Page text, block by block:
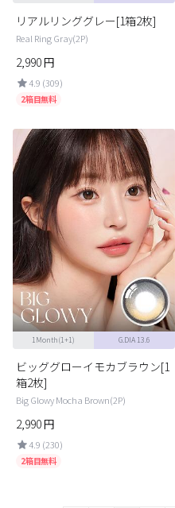
リアルリンググレー[1箱2枚]
Real Ring Gray(2P)
2,990円
4.9 (309)
2箱目無料
1Month(1+1) G.DIA 13.6
ビッググローイモカブラウン[1
箱2枚]
Big Glowy Mocha Brown(2P)
2,990円
4.9 (230)
2箱目無料